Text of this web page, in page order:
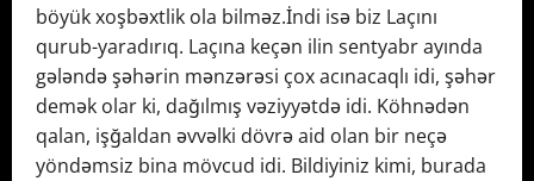
böyük xoşbəxtlik ola bilməz.İndi isə biz Laçını
qurub-yaradırıq. Laçına keçən ilin sentyabr ayında
gələndə şəhərin mənzərəsi çox acınacaqlı idi, şəhər
demək olar ki, dağılmış vəziyyətdə idi. Köhnədən
qalan, işğaldan əvvəlki dövrə aid olan bir neçə
yöndəmsiz bina mövcud idi. Bildiyiniz kimi, burada